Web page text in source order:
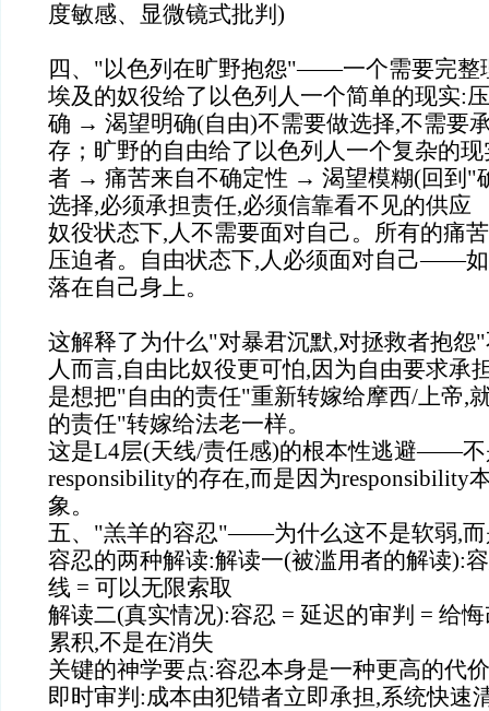
度敏感、显微镜式批判)
四、"以色列在旷野抱怨"——一个需要完整
埃及的奴役给了以色列人一个简单的现实:
确 → 渴望明确(自由)不需要做选择,不需要
存；旷野的自由给了以色列人一个复杂的
者 → 痛苦来自不确定性 → 渴望模糊(回到"
选择,必须承担责任,必须信靠看不见的供应
奴役状态下,人不需要面对自己。所有的痛
压迫者。自由状态下,人必须面对自己——
落在自己身上。
这解释了为什么"对暴君沉默,对拯救者抱
人而言,自由比奴役更可怕,因为自由要求承
是想把"自由的责任"重新转嫁给摩西/上帝,
的责任"转嫁给法老一样。
这是L4层(天线/责任感)的根本性逃避——不
responsibility的存在,而是因为responsibility
象。
五、"羔羊的容忍"——为什么这不是软弱,而
容忍的两种解读:解读一(被滥用者的解读):
线 = 可以无限索取
解读二(真实情况):容忍 = 延迟的审判 = 给
累积,不是在消失
关键的神学要点:容忍本身是一种更高的代
即时审判:成本由犯错者立即承担,系统快速